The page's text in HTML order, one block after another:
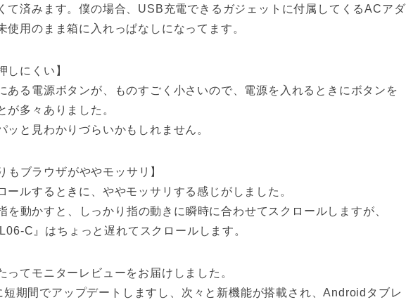
て済みます。僕の場合、USB充電できるガジェットに付属してくるACアダ
使用のまま箱に入れっぱなしになってます。
しにくい】
ある電源ボタンが、ものすごく小さいので、電源を入れるときにボタンを
が多々ありました。
ッと見わかりづらいかもしれません。
もブラウザがややモッサリ】
ールするときに、ややモッサリする感じがしました。
を動かすと、しっかり指の動きに瞬時に合わせてスクロールしますが、
C』はちょっと遅れてスクロールします。
ってモニターレビューをお届けしました。
期間でアップデートしますし、次々と新機能が搭載され、Androidタブレ